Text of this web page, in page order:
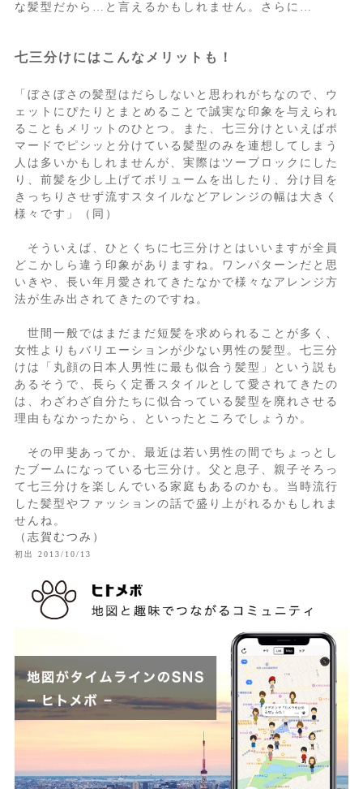
な髪型だから…と言えるかもしれません。さらに…
七三分けにはこんなメリットも！
「ぼさぼさの髪型はだらしないと思われがちなので、ウ
ェットにぴたりとまとめることで誠実な印象を与えられ
ることもメリットのひとつ。また、七三分けといえばポ
マードでピシッと分けている髪型のみを連想してしまう
人は多いかもしれませんが、実際はツーブロックにした
り、前髪を少し上げてボリュームを出したり、分け目を
きっちりさせず流すスタイルなどアレンジの幅は大きく
様々です」（同）
そういえば、ひとくちに七三分けとはいいますが全員
どこかしら違う印象がありますね。ワンパターンだと思
いきや、長い年月愛されてきたなかで様々なアレンジ方
法が生み出されてきたのですね。
世間一般ではまだまだ短髪を求められることが多く、
女性よりもバリエーションが少ない男性の髪型。七三分
けは「丸顔の日本人男性に最も似合う髪型」という説も
あるそうで、長らく定番スタイルとして愛されてきたの
は、わざわざ自分たちに似合っている髪型を廃れさせる
理由もなかったから、といったところでしょうか。
その甲斐あってか、最近は若い男性の間でちょっとし
たブームになっている七三分け。父と息子、親子そろっ
て七三分けを楽しんでいる家庭もあるのかも。当時流行
した髪型やファッションの話で盛り上がれるかもしれま
せんね。
（志賀むつみ）
初出 2013/10/13